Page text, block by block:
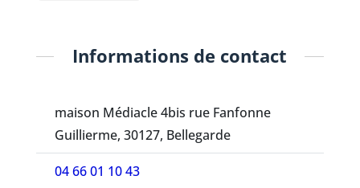
Informations de contact
maison Médiacle 4bis rue Fanfonne
Guillierme, 30127, Bellegarde
04 66 01 10 43